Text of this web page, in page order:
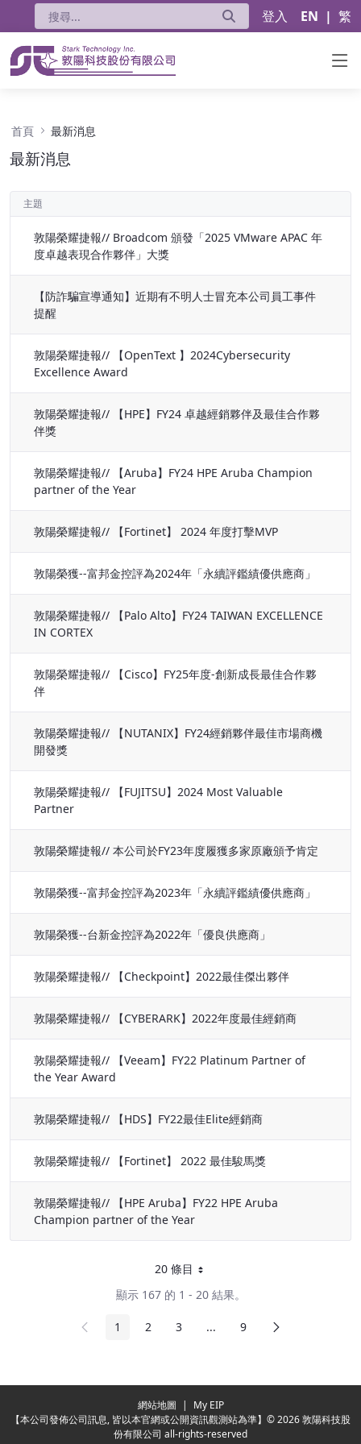
登入 EN | 繁
首頁 最新消息
最新消息
主題
敦陽榮耀捷報// Broadcom 頒發「2025 VMware APAC 年
度卓越表現合作夥伴」大獎
【防詐騙宣導通知】近期有不明人士冒充本公司員工事件
提醒
敦陽榮耀捷報// 【OpenText 】2024Cybersecurity
Excellence Award
敦陽榮耀捷報// 【HPE】FY24 卓越經銷夥伴及最佳合作夥
伴獎
敦陽榮耀捷報// 【Aruba】FY24 HPE Aruba Champion
partner of the Year
敦陽榮耀捷報// 【Fortinet】 2024 年度打擊MVP
敦陽榮獲--富邦金控評為2024年「永續評鑑績優供應商」
敦陽榮耀捷報// 【Palo Alto】FY24 TAIWAN EXCELLENCE
IN CORTEX
敦陽榮耀捷報// 【Cisco】FY25年度-創新成長最佳合作夥
伴
敦陽榮耀捷報// 【NUTANIX】FY24經銷夥伴最佳市場商機
開發獎
敦陽榮耀捷報// 【FUJITSU】2024 Most Valuable
Partner
敦陽榮耀捷報// 本公司於FY23年度履獲多家原廠頒予肯定
敦陽榮獲--富邦金控評為2023年「永續評鑑績優供應商」
敦陽榮獲--台新金控評為2022年「優良供應商」
敦陽榮耀捷報// 【Checkpoint】2022最佳傑出夥伴
敦陽榮耀捷報// 【CYBERARK】2022年度最佳經銷商
敦陽榮耀捷報// 【Veeam】FY22 Platinum Partner of
the Year Award
敦陽榮耀捷報// 【HDS】FY22最佳Elite經銷商
敦陽榮耀捷報// 【Fortinet】 2022 最佳駿馬獎
敦陽榮耀捷報// 【HPE Aruba】FY22 HPE Aruba
Champion partner of the Year
20 條目每頁
顯示 167 的 1 - 20 結果。
前頁 頁面
1 頁面
2 頁面
3 ...中間頁面頁面
9 下頁
網站地圖 |
My EIP
【本公司發佈公司訊息, 皆以本官網或公開資訊觀測站為準】© 2026 敦陽科技股
份有限公司 all-rights-reserved